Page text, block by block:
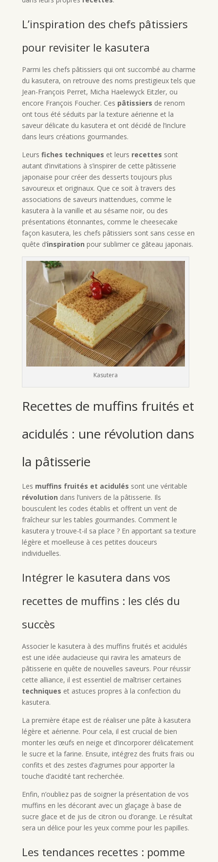
L’inspiration des chefs pâtissiers
pour revisiter le kasutera
Parmi les chefs pâtissiers qui ont succombé au charme
du kasutera, on retrouve des noms prestigieux tels que
Jean-François Perret, Micha Haelewyck Eitzler, ou
encore François Foucher. Ces pâtissiers de renom
ont tous été séduits par la texture aérienne et la
saveur délicate du kasutera et ont décidé de l’inclure
dans leurs créations gourmandes.
Leurs fiches techniques et leurs recettes sont
autant d’invitations à s’inspirer de cette pâtisserie
japonaise pour créer des desserts toujours plus
savoureux et originaux. Que ce soit à travers des
associations de saveurs inattendues, comme le
kasutera à la vanille et au sésame noir, ou des
présentations étonnantes, comme le cheesecake
façon kasutera, les chefs pâtissiers sont sans cesse en
quête d’inspiration pour sublimer ce gâteau japonais.
Kasutera
Recettes de muffins fruités et
acidulés : une révolution dans
la pâtisserie
Les muffins fruités et acidulés sont une véritable
révolution dans l’univers de la pâtisserie. Ils
bousculent les codes établis et offrent un vent de
fraîcheur sur les tables gourmandes. Comment le
kasutera y trouve-t-il sa place ? En apportant sa texture
légère et moelleuse à ces petites douceurs
individuelles.
Intégrer le kasutera dans vos
recettes de muffins : les clés du
succès
Associer le kasutera à des muffins fruités et acidulés
est une idée audacieuse qui ravira les amateurs de
pâtisserie en quête de nouvelles saveurs. Pour réussir
cette alliance, il est essentiel de maîtriser certaines
techniques et astuces propres à la confection du
kasutera.
La première étape est de réaliser une pâte à kasutera
légère et aérienne. Pour cela, il est crucial de bien
monter les œufs en neige et d’incorporer délicatement
le sucre et la farine. Ensuite, intégrez des fruits frais ou
confits et des zestes d’agrumes pour apporter la
touche d’acidité tant recherchée.
Enfin, n’oubliez pas de soigner la présentation de vos
muffins en les décorant avec un glaçage à base de
sucre glace et de jus de citron ou d’orange. Le résultat
sera un délice pour les yeux comme pour les papilles.
Les tendances recettes : pomme